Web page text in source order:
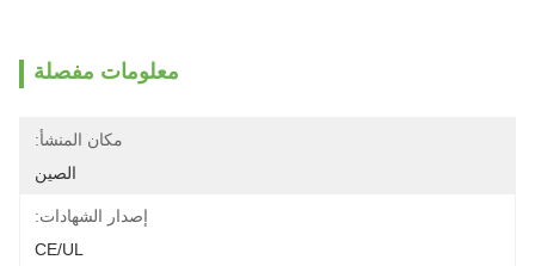
معلومات مفصلة
مكان المنشأ:
الصين
إصدار الشهادات:
CE/UL